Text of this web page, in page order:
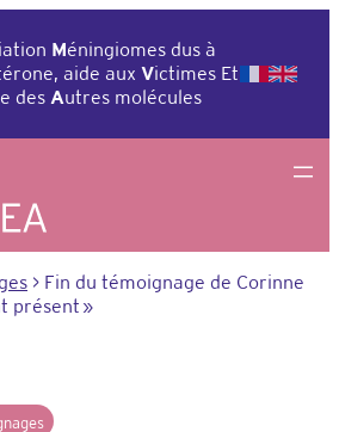
Méningiomes dus à
aide aux Victimes Et
des Autres molécules
> Fin du témoignage de Corinne
présent »